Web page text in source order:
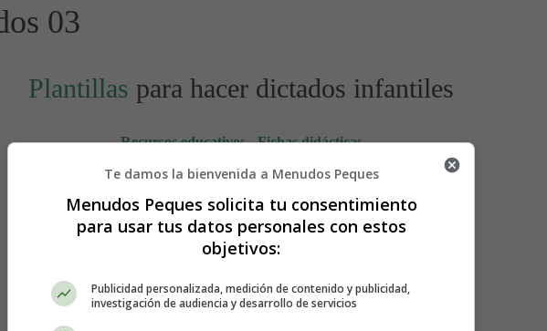
03
Plantillas para hacer dictados infantiles
Recursos educativos-Fichas didácticas
Te damos la bienvenida a Menudos Peques
Menudos Peques solicita tu consentimiento
para usar tus datos personales con estos
objetivos:
Publicidad personalizada, medición de contenido y publicidad,
investigación de audiencia y desarrollo de servicios